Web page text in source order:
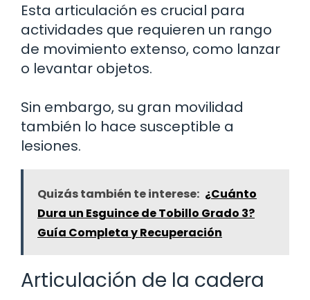
Esta articulación es crucial para
actividades que requieren un rango
de movimiento extenso, como lanzar
o levantar objetos.
Sin embargo, su gran movilidad
también lo hace susceptible a
lesiones.
Quizás también te interese: ¿Cuánto
Dura un Esguince de Tobillo Grado 3?
Guía Completa y Recuperación
Articulación de la cadera